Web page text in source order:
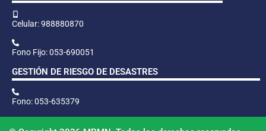
Celular: 988880870
Fono Fijo: 053-690051
GESTIÓN DE RIESGO DE DESASTRES
Fono: 053-635379